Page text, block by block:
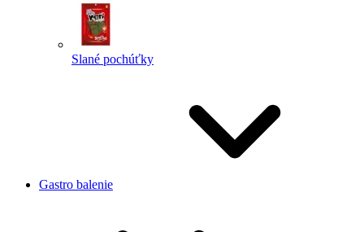
Slané pochúťky
Gastro balenie